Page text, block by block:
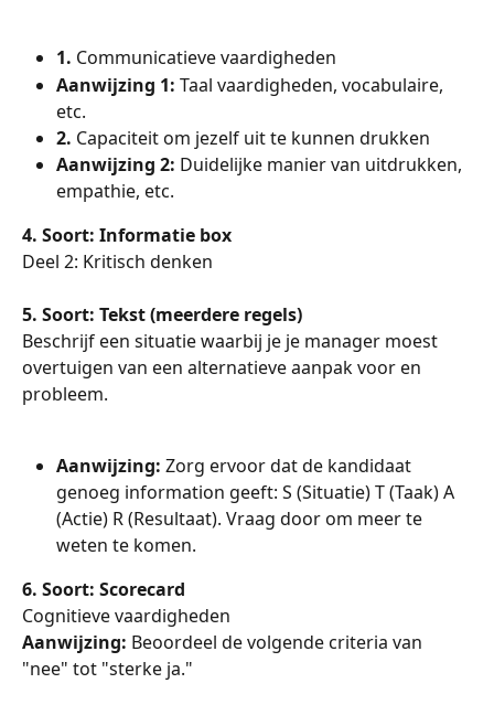
1. Communicatieve vaardigheden
Aanwijzing 1: Taal vaardigheden, vocabulaire,
etc.
2. Capaciteit om jezelf uit te kunnen drukken
Aanwijzing 2: Duidelijke manier van uitdrukken,
empathie, etc.
4. Soort: Informatie box
Deel 2: Kritisch denken
5. Soort: Tekst (meerdere regels)
Beschrijf een situatie waarbij je je manager moest
overtuigen van een alternatieve aanpak voor en
probleem.
Aanwijzing: Zorg ervoor dat de kandidaat
genoeg information geeft: S (Situatie) T (Taak) A
(Actie) R (Resultaat). Vraag door om meer te
weten te komen.
6. Soort: Scorecard
Cognitieve vaardigheden
Aanwijzing: Beoordeel de volgende criteria van
"nee" tot "sterke ja."